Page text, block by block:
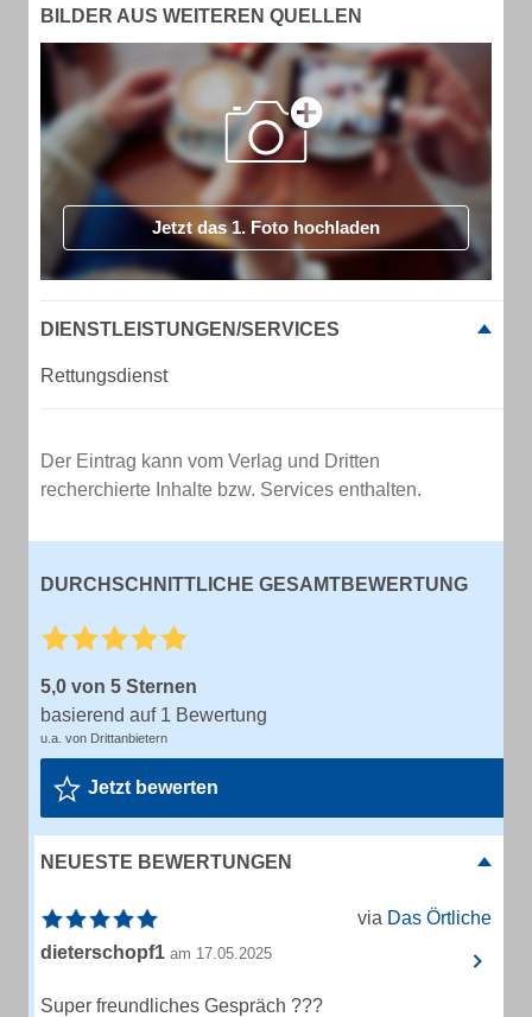
BILDER AUS WEITEREN QUELLEN
Jetzt das 1. Foto hochladen
DIENSTLEISTUNGEN/SERVICES
Rettungsdienst
Der Eintrag kann vom Verlag und Dritten
recherchierte Inhalte bzw. Services enthalten.
DURCHSCHNITTLICHE GESAMTBEWERTUNG
5,0 von 5 Sternen
basierend auf 1 Bewertung
u.a. von Drittanbietern
Jetzt bewerten
NEUESTE BEWERTUNGEN
via Das Örtliche
dieterschopf1 am 17.05.2025
Super freundliches Gespräch ???